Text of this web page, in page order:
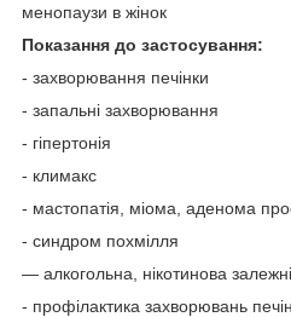
менопаузи в жінок
Показання до застосування:
- захворювання печінки
- запальні захворювання
- гіпертонія
- климакс
- мастопатія, міома, аденома
- синдром похмілля
— алкогольна, нікотинова
- профілактика захворювань